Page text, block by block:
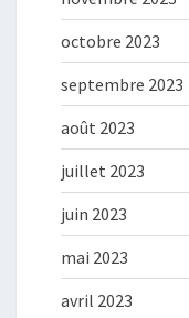
octobre 2023
septembre 2023
août 2023
juillet 2023
juin 2023
mai 2023
avril 2023